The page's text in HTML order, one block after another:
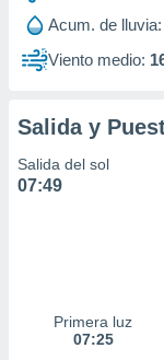
1199
Acum. de lluvia:
Viento medio:
Salida y
Salida del sol
07:49
Primera luz
07:25